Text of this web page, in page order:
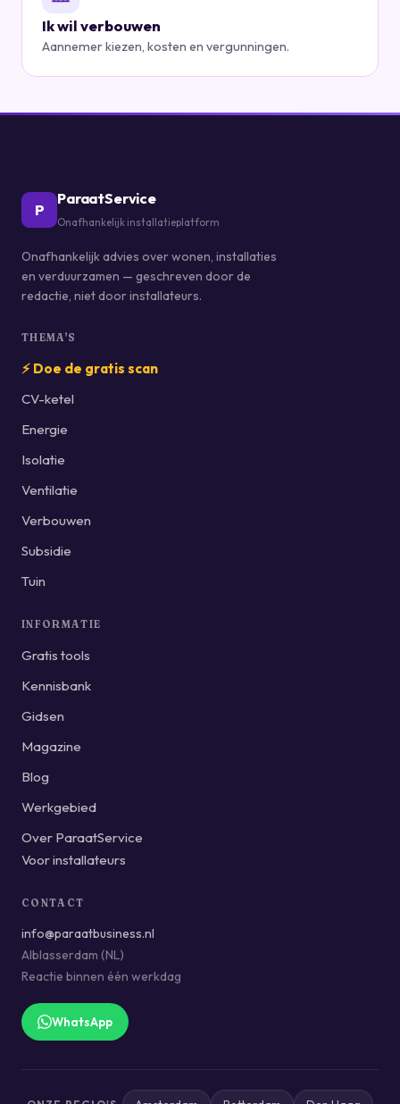
Ik wil verbouwen
Aannemer kiezen, kosten en vergunningen.
P
ParaatService
Onafhankelijk installatieplatform
Onafhankelijk advies over wonen, installaties
en verduurzamen — geschreven door de
redactie, niet door installateurs.
THEMA'S
⚡ Doe de gratis scan
CV-ketel
Energie
Isolatie
Ventilatie
Verbouwen
Subsidie
Tuin
INFORMATIE
Gratis tools
Kennisbank
Gidsen
Magazine
Blog
Werkgebied
Over ParaatService
Voor installateurs
CONTACT
info@paraatbusiness.nl
Alblasserdam (NL)
Reactie binnen één werkdag
WhatsApp